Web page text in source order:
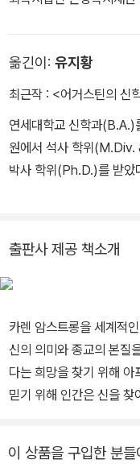
고, 2017년에는 에스파냐
상’을 받았다.
즘》 《현대 종교철학의
는 《신의 역사》 《현대 종
옮긴이: 유지황
최근작 : <어거스틴의 신
연세대학교 신학과(B.A.)
원에서 석사 학위(M.Div.
박사 학위(Ph.D.)를 받았
출판사 제공 책소개
카렌 암스트롱을 세계적
신의 의미와 종교의 본질
다는 희망을 찾기 위해
믿기 위해 인간은 신을 찾아왔다” ★★★★★ 전 세
찾고 숭배하기 시작했다
이 상품을 구입한 분